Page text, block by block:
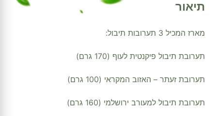
Salt
Za'atar
+
Jerusalem
תיאור
מארז המכיל 3 תערובות תיבול:
תערובת תיבול פיקנטית לעוף (170 גרם)
תערובת זעתר – האזוב המקראי (100 גרם)
תערובת תיבול למעורב ירושלמי (160 גרם)